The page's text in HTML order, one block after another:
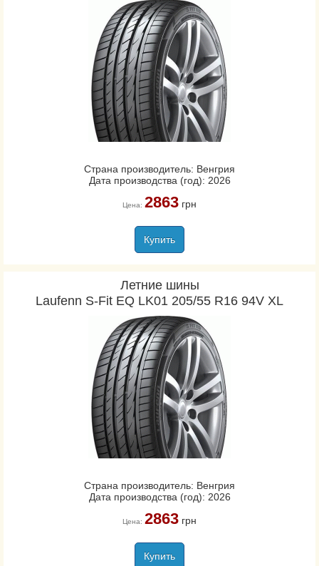
Страна производитель: Венгрия
Дата производства (год): 2026
Цена: 2863грн
Купить
Летние шины
Laufenn S-Fit EQ LK01 205/55 R16 94V XL
Страна производитель: Венгрия
Дата производства (год): 2026
Цена: 2863грн
Купить